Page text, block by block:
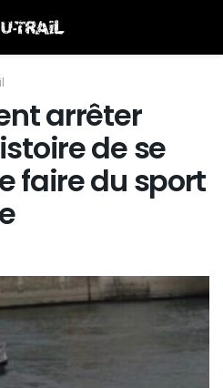
arrêter
de se
faire du sport